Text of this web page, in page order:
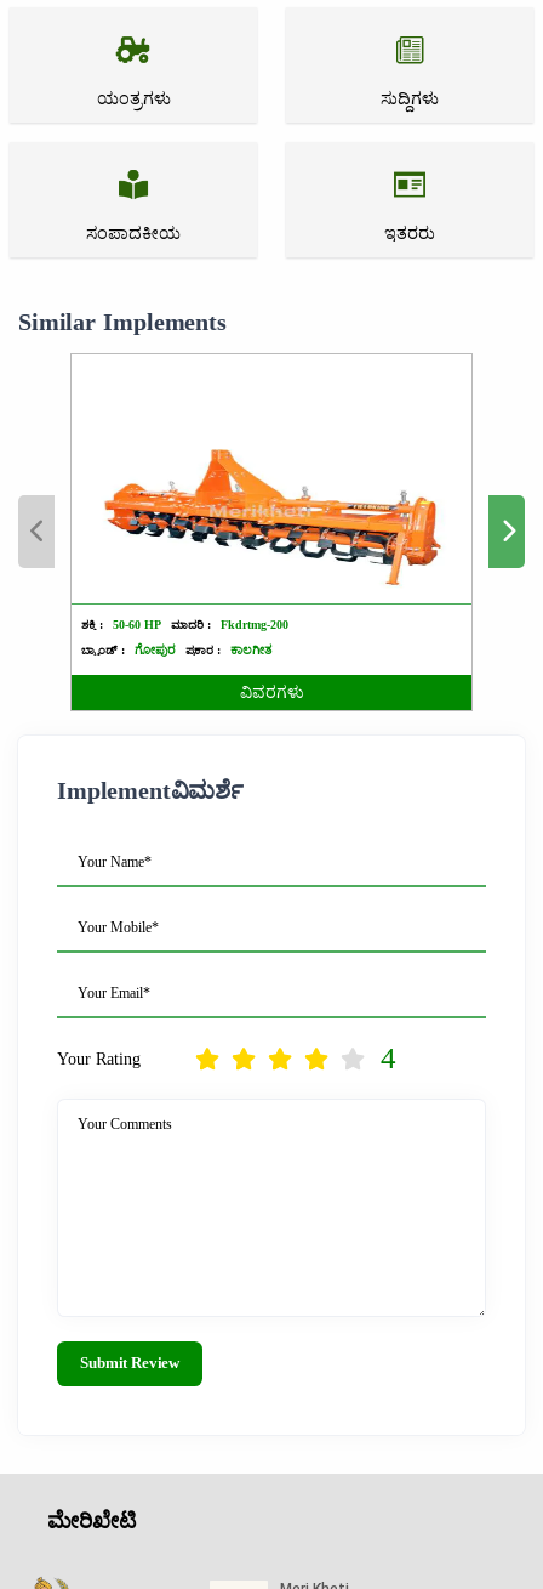
ಯಂತ್ರಗಳು ಸುದ್ದಿಗಳು
ಸಂಪಾದಕೀಯ ಇತರರು
Similar Implements
ಶಕ್ತಿ : 50-60 HP ಮಾದರಿ :
Fkdrtmg-200
ಬ್ರ್ಯಾಂಡ್ :
ಗೋಪುರ ಪ್ರಕಾರ : ಕಾಲಗೀತ
ವಿವರಗಳು
Implementವಿಮರ್ಶೆ
Your Name*
Your Mobile*
Your Email*
Your Rating 4
Your Comments
Submit Review
ಮೇರಿಖೇಟಿ